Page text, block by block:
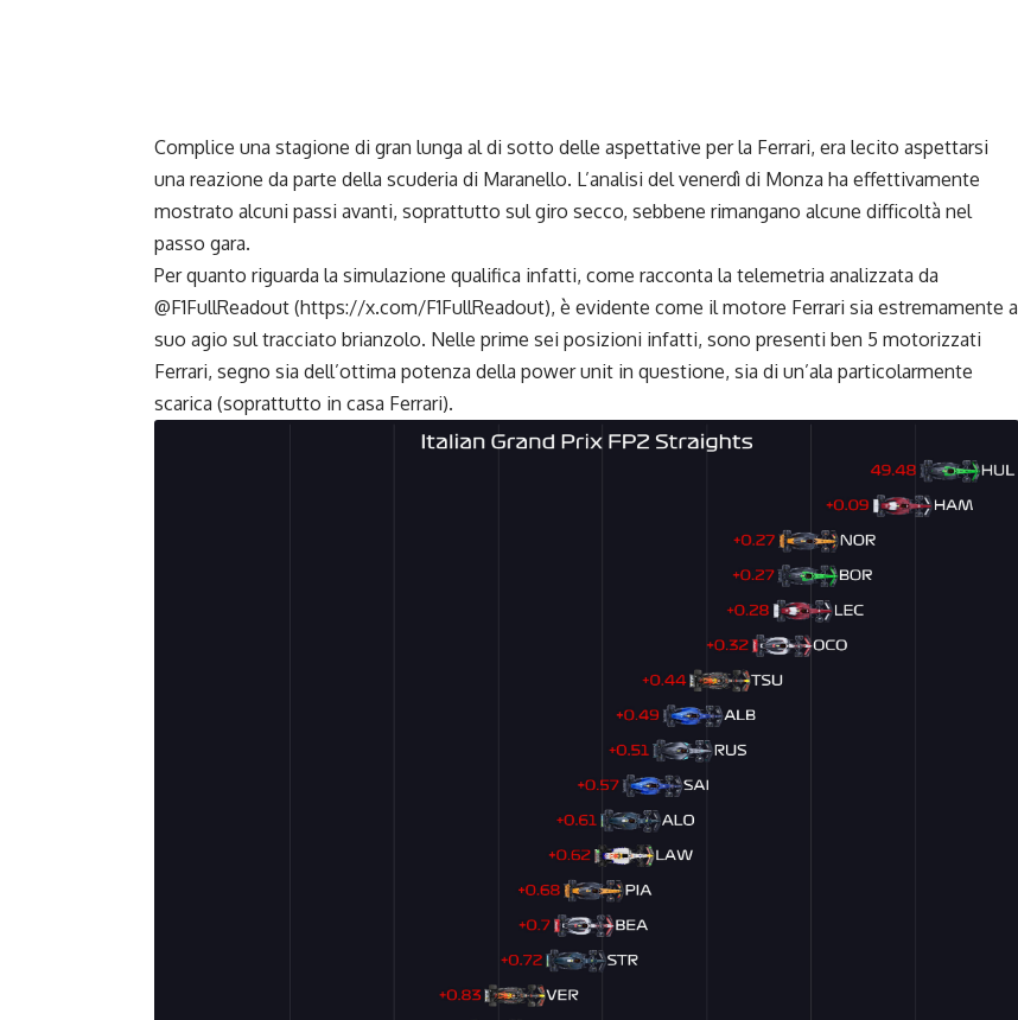
Complice una stagione di gran lunga al di sotto delle aspettative per la Ferrari, era lecito aspettarsi
una reazione da parte della scuderia di Maranello. L’analisi del venerdì di Monza ha effettivamente
mostrato alcuni passi avanti, soprattutto sul giro secco, sebbene rimangano alcune difficoltà nel
passo gara.
Per quanto riguarda la simulazione qualifica infatti, come racconta la telemetria analizzata da
@F1FullReadout (https://x.com/F1FullReadout), è evidente come il motore Ferrari sia estremamente a
suo agio sul tracciato brianzolo. Nelle prime sei posizioni infatti, sono presenti ben 5 motorizzati
Ferrari, segno sia dell’ottima potenza della power unit in questione, sia di un’ala particolarmente
scarica (soprattutto in casa Ferrari).